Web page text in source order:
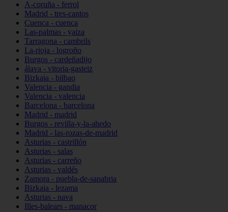
A-coruña - ferrol
Madrid - tres-cantos
Cuenca - cuenca
Las-palmas - yaiza
Tarragona - cambrils
La-rioja - logroño
Burgos - cardeñadijo
álava - vitoria-gasteiz
Bizkaia - bilbao
Valencia - gandia
Valencia - valencia
Barcelona - barcelona
Madrid - madrid
Burgos - revilla-y-la-ahedo
Madrid - las-rozas-de-madrid
Asturias - castrillón
Asturias - salas
Asturias - carreño
Asturias - valdés
Zamora - puebla-de-sanabria
Bizkaia - lezama
Asturias - nava
Illes-balears - manacor